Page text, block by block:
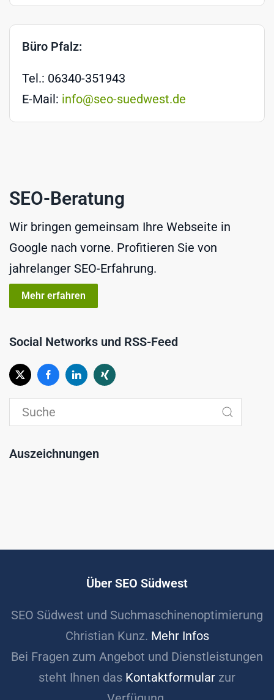
Büro Pfalz:
Tel.: 06340-351943
E-Mail: info@seo-suedwest.de
SEO-Beratung
Wir bringen gemeinsam Ihre Webseite in
Google nach vorne. Profitieren Sie von
jahrelanger SEO-Erfahrung.
Mehr erfahren
Social Networks und RSS-Feed
Auszeichnungen
Über SEO Südwest
SEO Südwest und Suchmaschinenoptimierung
Christian Kunz. Mehr Infos
Bei Fragen zum Angebot und Dienstleistungen
steht Ihnen das Kontaktformular zur